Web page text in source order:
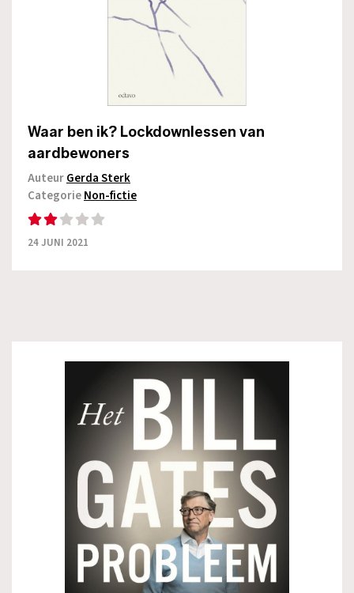
Waar ben ik? Lockdownlessen van
aardbewoners
AuteurGerda Sterk
CategorieNon-fictie
24 JUNI 2021